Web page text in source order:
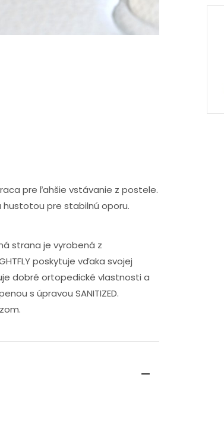
pre ľahšie vstávanie z postele.
hustotou pre stabilnú oporu.
strana je vyrobená z
poskytuje vďaka svojej
dobré ortopedické vlastnosti a
s úpravou SANITIZED.